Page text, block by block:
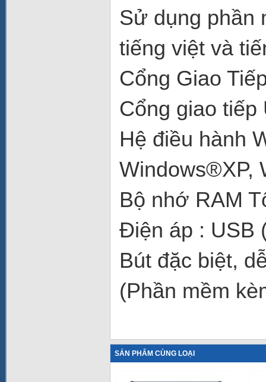
Sử dụng phần
tiếng việt và
Cổng Giao
Cổng giao tiếp
Hệ điều hành
Windows®XP,
Bộ nhớ RAM
Điện áp : USB
Bút đặc biệt,
(Phần mềm
SẢN PHẨM CÙNG LOẠI